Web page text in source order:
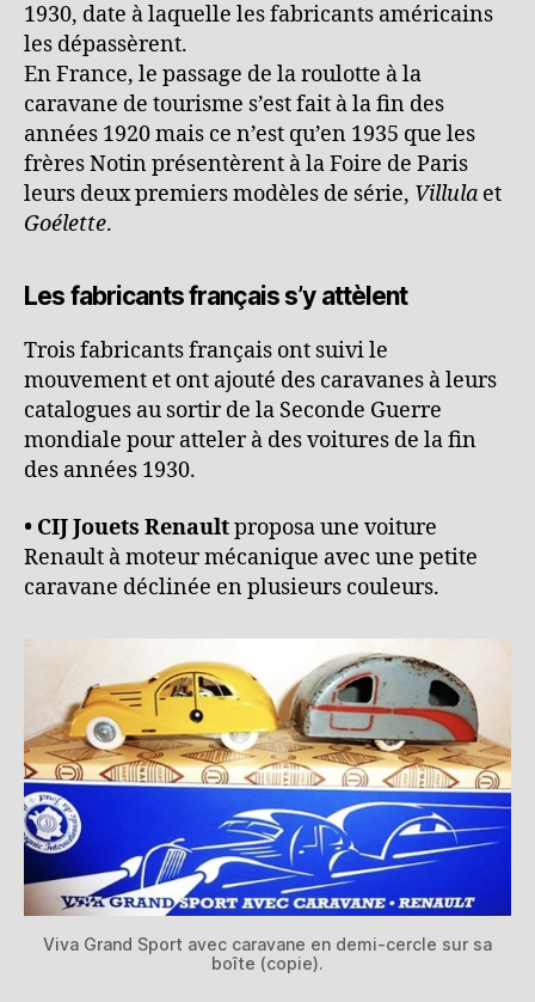
1930, date à laquelle les fabricants américains
les dépassèrent.
En France, le passage de la roulotte à la
caravane de tourisme s’est fait à la fin des
années 1920 mais ce n’est qu’en 1935 que les
frères Notin présentèrent à la Foire de Paris
leurs deux premiers modèles de série, Villula et
Goélette.
Les fabricants français s’y attèlent
Trois fabricants français ont suivi le
mouvement et ont ajouté des caravanes à leurs
catalogues au sortir de la Seconde Guerre
mondiale pour atteler à des voitures de la fin
des années 1930.
• CIJJouets Renaultproposa une voiture
Renault à moteur mécanique avec une petite
caravane déclinée en plusieurs couleurs.
Viva Grand Sport avec caravane en demi-cercle sur sa
boîte (copie).